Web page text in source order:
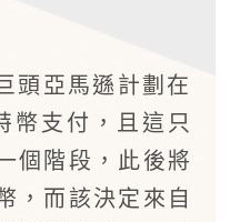
頭亞馬遜計劃在
幣支付，且這只
個階段，此後將
，而該決定來自